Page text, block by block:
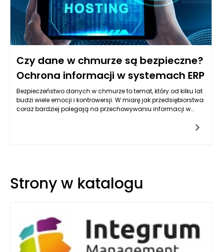
Czy dane w chmurze są bezpieczne?
Ochrona informacji w systemach ERP
Bezpieczeństwo danych w chmurze to temat, który od kilku lat
budzi wiele emocji i kontrowersji. W miarę jak przedsiębiorstwa
coraz bardziej polegają na przechowywaniu informacji w
przetwarzają wrażliwe dane, kwestia bezpieczeństwa staje się
jeszcze bardziej złożona i istotna.
Strony w katalogu